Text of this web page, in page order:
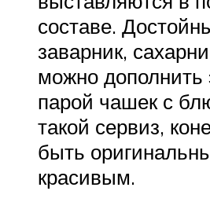
составе.
заварник,
можно дополнить
парой чашек с
такой сервиз,
быть
красивым.